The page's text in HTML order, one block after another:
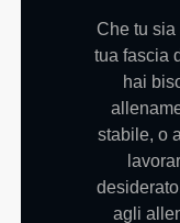
Che tu sia
tua fascia
hai
stabile, o
agli